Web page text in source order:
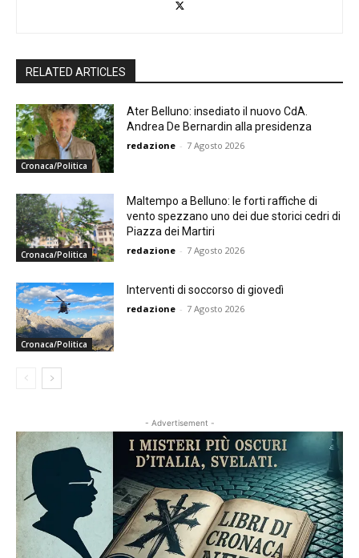
RELATED ARTICLES
Cronaca/Politica
Ater Belluno: insediato il nuovo CdA.
Andrea De Bernardin alla presidenza
redazione - 7 Agosto 2026
Cronaca/Politica
Maltempo a Belluno: le forti raffiche di
vento spezzano uno dei due storici cedri di
Piazza dei Martiri
redazione - 7 Agosto 2026
Cronaca/Politica
Interventi di soccorso di giovedì
redazione - 7 Agosto 2026
- Advertisement -